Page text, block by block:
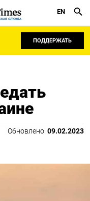
СЛУЖБА
EN
ПОДДЕРЖАТЬ
Обновлено: 09.02.2023